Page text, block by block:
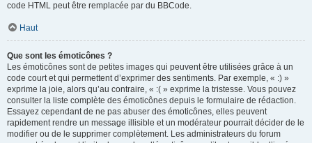
code HTML peut être remplacée par du BBCode.
Haut
Que sont les émoticônes ?
Les émoticônes sont de petites images qui peuvent être utilisées grâce à un
code court et qui permettent d’exprimer des sentiments. Par exemple, « :) »
exprime la joie, alors qu’au contraire, « :( » exprime la tristesse. Vous pouvez
consulter la liste complète des émoticônes depuis le formulaire de rédaction.
Essayez cependant de ne pas abuser des émoticônes, elles peuvent
rapidement rendre un message illisible et un modérateur pourrait décider de le
modifier ou de le supprimer complètement. Les administrateurs du forum